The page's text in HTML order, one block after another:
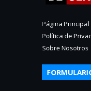
Página Principal
Política de
Sobre Nosotros